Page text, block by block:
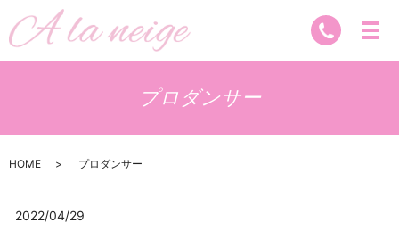
プロダンサー
HOME プロダンサー
2022/04/29